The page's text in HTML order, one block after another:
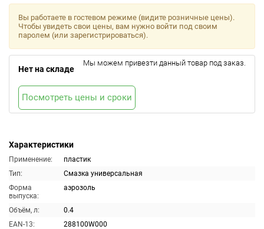
Характеристики
Применение:
пластик
Тип:
Смазка универсальная
Форма
выпуска:
аэрозоль
Объём, л:
0.4
EAN-13:
288100W000
Вы работаете в гостевом режиме (видите розничные цены).
Чтобы увидеть свои цены, вам нужно войти под своим
паролем (или зарегистрироваться).
Нет на складе
Мы можем привезти данный товар под заказ.
Посмотреть цены и сроки